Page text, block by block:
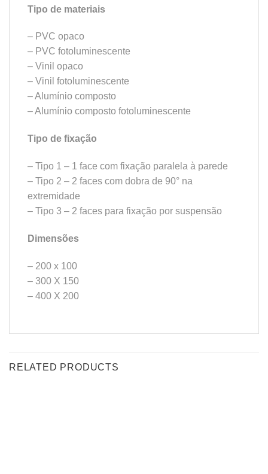
Tipo de materiais
– PVC opaco
– PVC fotoluminescente
– Vinil opaco
– Vinil fotoluminescente
– Alumínio composto
– Alumínio composto fotoluminescente
Tipo de fixação
– Tipo 1 – 1 face com fixação paralela à parede
– Tipo 2 – 2 faces com dobra de 90° na
extremidade
– Tipo 3 – 2 faces para fixação por suspensão
Dimensões
– 200 x 100
– 300 X 150
– 400 X 200
RELATED PRODUCTS